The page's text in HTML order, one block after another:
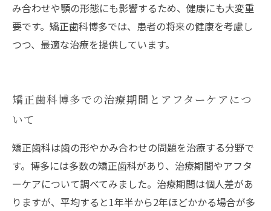
み合わせや顎の形態にも影響するため、健康にも大変重
要です。矯正歯科博多では、患者の将来の健康を考慮し
つつ、最適な治療を提供しています。
矯正歯科博多での治療期間とアフターケアにつ
いて
矯正歯科は歯の形やかみ合わせの問題を治療する分野で
す。博多には多数の矯正歯科があり、治療期間やアフタ
ーケアについて調べてみました。治療期間は個人差があ
りますが、平均すると1年半から2年ほどかかる場合が多